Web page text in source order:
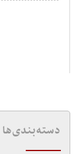
دسته‌بندی‌ها